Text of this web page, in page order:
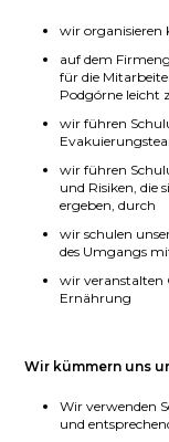
wir organisieren
auf dem
für die
Podgórne leicht
wir führen
wir führen
und Risiken, die
ergeben, durch
wir schulen
des Umgangs
wir veranstalten
Ernährung
Wir kümmern uns
Wir verwenden
und